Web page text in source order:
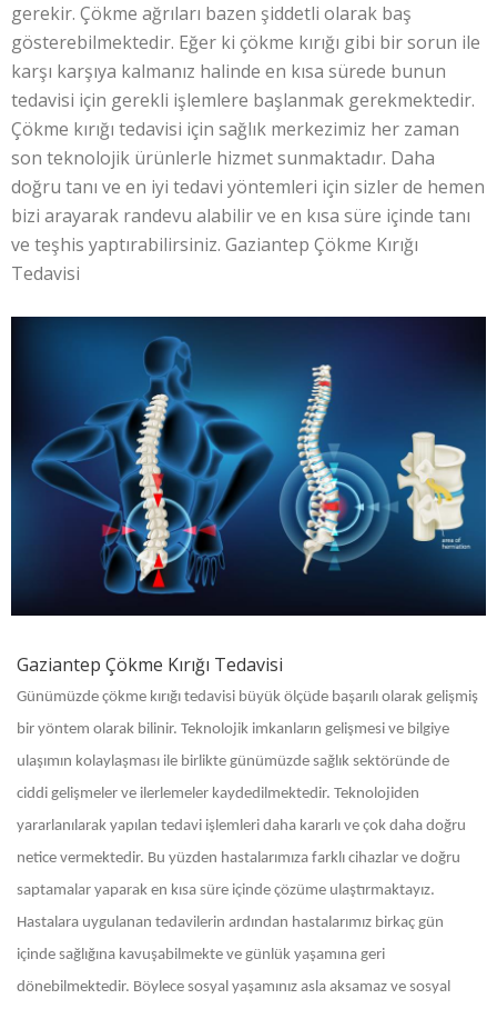
gerekir. Çökme ağrıları bazen şiddetli olarak baş
gösterebilmektedir. Eğer ki çökme kırığı gibi bir sorun ile
karşı karşıya kalmanız halinde en kısa sürede bunun
tedavisi için gerekli işlemlere başlanmak gerekmektedir.
Çökme kırığı tedavisi için sağlık merkezimiz her zaman
son teknolojik ürünlerle hizmet sunmaktadır. Daha
doğru tanı ve en iyi tedavi yöntemleri için sizler de hemen
bizi arayarak randevu alabilir ve en kısa süre içinde tanı
ve teşhis yaptırabilirsiniz. Gaziantep Çökme Kırığı
Tedavisi
Gaziantep Çökme Kırığı Tedavisi
Günümüzde çökme kırığı tedavisi büyük ölçüde başarılı olarak gelişmiş
bir yöntem olarak bilinir. Teknolojik imkanların gelişmesi ve bilgiye
ulaşımın kolaylaşması ile birlikte günümüzde sağlık sektöründe de
ciddi gelişmeler ve ilerlemeler kaydedilmektedir. Teknolojiden
yararlanılarak yapılan tedavi işlemleri daha kararlı ve çok daha doğru
netice vermektedir. Bu yüzden hastalarımıza farklı cihazlar ve doğru
saptamalar yaparak en kısa süre içinde çözüme ulaştırmaktayız.
Hastalara uygulanan tedavilerin ardından hastalarımız birkaç gün
içinde sağlığına kavuşabilmekte ve günlük yaşamına geri
dönebilmektedir. Böylece sosyal yaşamınız asla aksamaz ve sosyal